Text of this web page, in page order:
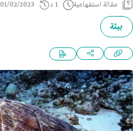
مقالة استفهامية 1 د 01/02/2023
بيئة